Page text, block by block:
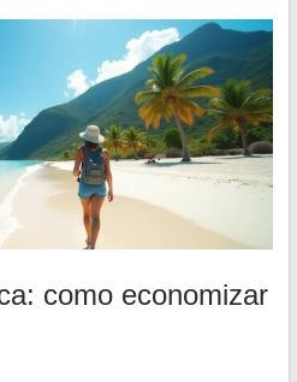
como economizar